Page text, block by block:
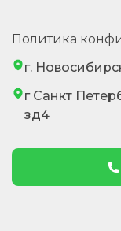
Политика
г.
г Санкт
зд4